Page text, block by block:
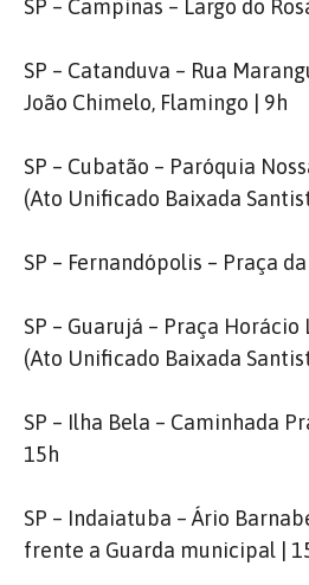
SP – Campinas – Largo do
SP – Catanduva – Rua
João Chimelo, Flamingo | 9h
SP – Cubatão – Paróquia
(Ato Unificado Baixada
SP – Fernandópolis – Praça
SP – Guarujá – Praça
(Ato Unificado Baixada
SP – Ilha Bela – Caminhada
15h
SP – Indaiatuba – Ário
frente a Guarda municipal |